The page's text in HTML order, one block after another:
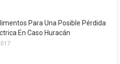
Para Una Posible Pérdida
En Caso Huracán